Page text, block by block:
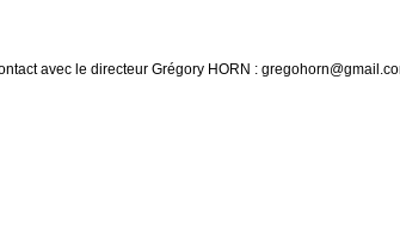
avec le directeur Grégory HORN :